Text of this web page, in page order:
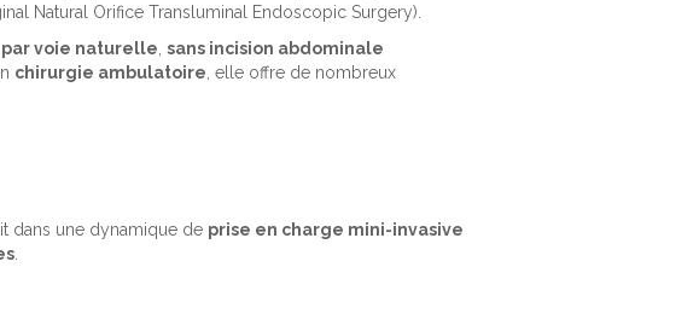
Natural Orifice Transluminal Endoscopic Surgery).
par voie naturelle sans incision abdominale
chirurgie ambulatoire , elle offre de nombreux
dans une dynamique de prise en charge mini-invasive
.